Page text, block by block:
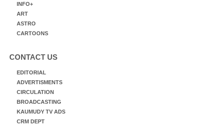
INFO+
ART
ASTRO
CARTOONS
CONTACT US
EDITORIAL
ADVERTISMENTS
CIRCULATION
BROADCASTING
KAUMUDY TV ADS
CRM DEPT